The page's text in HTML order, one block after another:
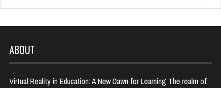
ABOUT
Virtual Reality in Education: A New Dawn for Learning The realm of